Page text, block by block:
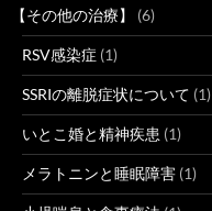
【その他の治療】 (6)
RSV感染症 (1)
SSRIの離脱症状について (1)
いとこ婚と精神疾患 (1)
メラトニンと睡眠障害 (1)